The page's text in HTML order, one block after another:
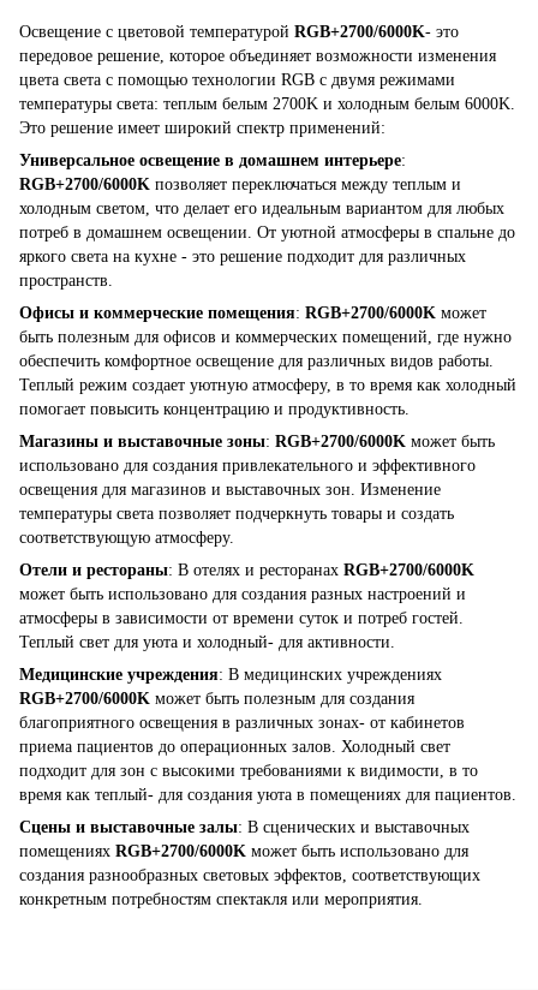
Освещение с цветовой температурой RGB+2700/6000K- это
передовое решение, которое объединяет возможности изменения
цвета света с помощью технологии RGB с двумя режимами
температуры света: теплым белым 2700K и холодным белым 6000K.
Это решение имеет широкий спектр применений:
Универсальное освещение в домашнем интерьере:
RGB+2700/6000K позволяет переключаться между теплым и
холодным светом, что делает его идеальным вариантом для любых
потреб в домашнем освещении. От уютной атмосферы в спальне до
яркого света на кухне - это решение подходит для различных
пространств.
Офисы и коммерческие помещения: RGB+2700/6000K может
быть полезным для офисов и коммерческих помещений, где нужно
обеспечить комфортное освещение для различных видов работы.
Теплый режим создает уютную атмосферу, в то время как холодный
помогает повысить концентрацию и продуктивность.
Магазины и выставочные зоны: RGB+2700/6000K может быть
использовано для создания привлекательного и эффективного
освещения для магазинов и выставочных зон. Изменение
температуры света позволяет подчеркнуть товары и создать
соответствующую атмосферу.
Отели и рестораны: В отелях и ресторанах RGB+2700/6000K
может быть использовано для создания разных настроений и
атмосферы в зависимости от времени суток и потреб гостей.
Теплый свет для уюта и холодный- для активности.
Медицинские учреждения: В медицинских учреждениях
RGB+2700/6000K может быть полезным для создания
благоприятного освещения в различных зонах- от кабинетов
приема пациентов до операционных залов. Холодный свет
подходит для зон с высокими требованиями к видимости, в то
время как теплый- для создания уюта в помещениях для пациентов.
Сцены и выставочные залы: В сценических и выставочных
помещениях RGB+2700/6000K может быть использовано для
создания разнообразных световых эффектов, соответствующих
конкретным потребностям спектакля или мероприятия.